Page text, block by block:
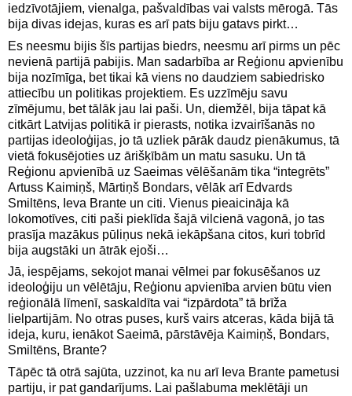
iedzīvotājiem, vienalga, pašvaldības vai valsts mērogā. Tās
bija divas idejas, kuras es arī pats biju gatavs pirkt…
Es neesmu bijis šīs partijas biedrs, neesmu arī pirms un pēc
nevienā partijā pabijis. Man sadarbība ar Reģionu apvienību
bija nozīmīga, bet tikai kā viens no daudziem sabiedrisko
attiecību un politikas projektiem. Es uzzīmēju savu
zīmējumu, bet tālāk jau lai paši. Un, diemžēl, bija tāpat kā
citkārt Latvijas politikā ir pierasts, notika izvairīšanās no
partijas ideoloģijas, jo tā uzliek pārāk daudz pienākumus, tā
vietā fokusējoties uz ārišķībām un matu sasuku. Un tā
Reģionu apvienībā uz Saeimas vēlēšanām tika “integrēts”
Artuss Kaimiņš, Mārtiņš Bondars, vēlāk arī Edvards
Smiltēns, Ieva Brante un citi. Vienus pieaicināja kā
lokomotīves, citi paši pieklīda šajā vilcienā vagonā, jo tas
prasīja mazākus pūliņus nekā iekāpšana citos, kuri tobrīd
bija augstāki un ātrāk ejoši…
Jā, iespējams, sekojot manai vēlmei par fokusēšanos uz
ideoloģiju un vēlētāju, Reģionu apvienība arvien būtu vien
reģionālā līmenī, saskaldīta vai “izpārdota” tā brīža
lielpartijām. No otras puses, kurš vairs atceras, kāda bijā tā
ideja, kuru, ienākot Saeimā, pārstāvēja Kaimiņš, Bondars,
Smiltēns, Brante?
Tāpēc tā otrā sajūta, uzzinot, ka nu arī Ieva Brante pametusi
partiju, ir pat gandarījums. Lai pašlabuma meklētāji un